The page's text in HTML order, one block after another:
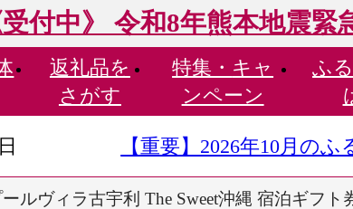
受付中》 令和8年熊本地震緊
返礼品を
さがす
特集・ キャ
ンペーン
ふ
【重要】2026年10月の
ルヴィラ古宇利 The Sweet沖縄 宿泊ギフト